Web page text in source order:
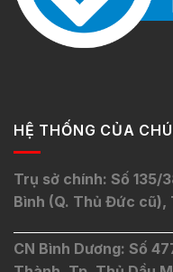
HỆ THỐNG CỦA
Trụ sở chính: Số 135/
Bình (Q. Thủ Đức cũ),
CN Bình Dương: Số